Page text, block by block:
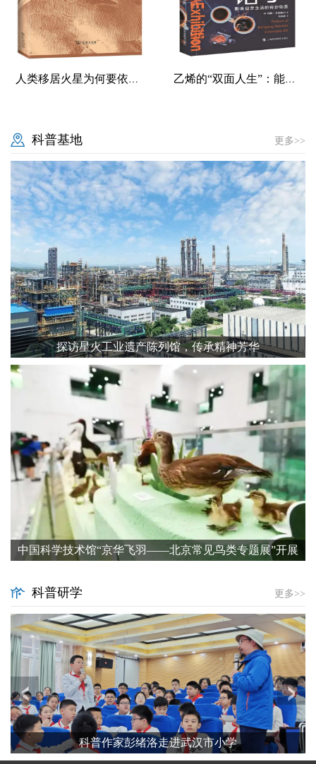
人类移居火星为何要依靠马铃薯 乙烯的“双面人生”：能制造塑料，也...
科普基地 更多>>
探访星火工业遗产陈列馆，传承精神芳华
中国科学技术馆“京华飞羽——北京常见鸟类专题展”开展
科普研学 更多>>
科普作家彭绪洛走进武汉市小学
‹ ›